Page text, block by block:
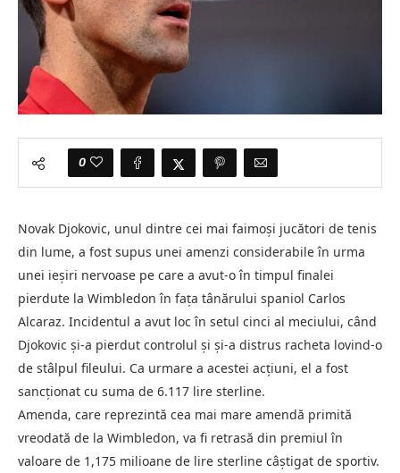
0
Novak Djokovic, unul dintre cei mai faimoși jucători de tenis
din lume, a fost supus unei amenzi considerabile în urma
unei ieșiri nervoase pe care a avut-o în timpul finalei
pierdute la Wimbledon în fața tânărului spaniol Carlos
Alcaraz. Incidentul a avut loc în setul cinci al meciului, când
Djokovic și-a pierdut controlul și și-a distrus racheta lovind-o
de stâlpul fileului. Ca urmare a acestei acțiuni, el a fost
sancționat cu suma de 6.117 lire sterline.
Amenda, care reprezintă cea mai mare amendă primită
vreodată de la Wimbledon, va fi retrasă din premiul în
valoare de 1,175 milioane de lire sterline câștigat de sportiv.